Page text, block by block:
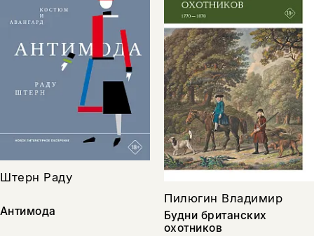
Штерн Раду
Антимода
Пилюгин Владимир
Будни британских
охотников